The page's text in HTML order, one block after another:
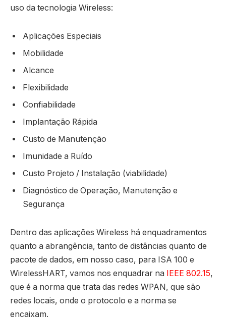
uso da tecnologia Wireless:
Aplicações Especiais
Mobilidade
Alcance
Flexibilidade
Confiabilidade
Implantação Rápida
Custo de Manutenção
Imunidade a Ruído
Custo Projeto / Instalação (viabilidade)
Diagnóstico de Operação, Manutenção e
Segurança
Dentro das aplicações Wireless há enquadramentos
quanto a abrangência, tanto de distâncias quanto de
pacote de dados, em nosso caso, para ISA 100 e
WirelessHART, vamos nos enquadrar na IEEE 802.15,
que é a norma que trata das redes WPAN, que são
redes locais, onde o protocolo e a norma se
encaixam.